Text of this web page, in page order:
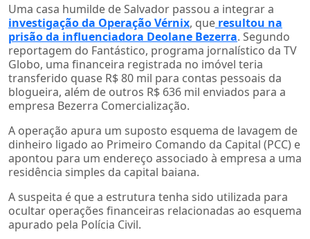
Uma casa humilde de Salvador passou a integrar a
investigação da Operação Vérnix, que resultou na
prisão da influenciadora Deolane Bezerra. Segundo
reportagem do Fantástico, programa jornalístico da TV
Globo, uma financeira registrada no imóvel teria
transferido quase R$ 80 mil para contas pessoais da
blogueira, além de outros R$ 636 mil enviados para a
empresa Bezerra Comercialização.
A operação apura um suposto esquema de lavagem de
dinheiro ligado ao Primeiro Comando da Capital (PCC) e
apontou para um endereço associado à empresa a uma
residência simples da capital baiana.
A suspeita é que a estrutura tenha sido utilizada para
ocultar operações financeiras relacionadas ao esquema
apurado pela Polícia Civil.